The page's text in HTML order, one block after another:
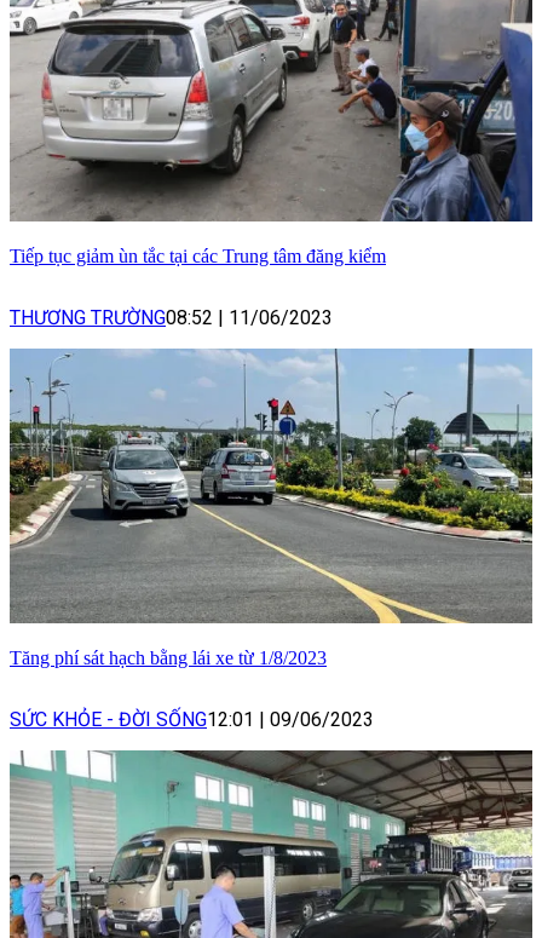
Tiếp tục giảm ùn tắc tại các Trung tâm đăng kiểm
THƯƠNG TRƯỜNG08:52 | 11/06/2023
Tăng phí sát hạch bằng lái xe từ 1/8/2023
SỨC KHỎE - ĐỜI SỐNG12:01 | 09/06/2023